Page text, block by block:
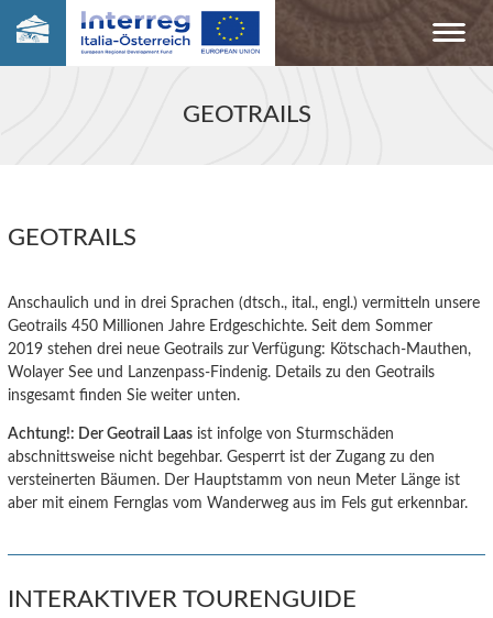
GEOTRAILS
GEOTRAILS
Anschaulich und in drei Sprachen (dtsch., ital., engl.) vermitteln unsere
Geotrails 450 Millionen Jahre Erdgeschichte. Seit dem Sommer
2019 stehen drei neue Geotrails zur Verfügung: Kötschach-Mauthen,
Wolayer See und Lanzenpass-Findenig. Details zu den Geotrails
insgesamt finden Sie weiter unten.
Achtung!: Der Geotrail Laas ist infolge von Sturmschäden
abschnittsweise nicht begehbar. Gesperrt ist der Zugang zu den
versteinerten Bäumen. Der Hauptstamm von neun Meter Länge ist
aber mit einem Fernglas vom Wanderweg aus im Fels gut erkennbar.
INTERAKTIVER TOURENGUIDE